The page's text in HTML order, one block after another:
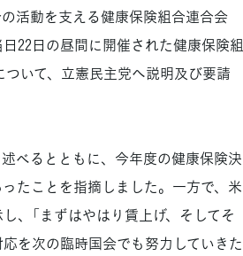
活動を支える健康保険組合連合会
22日の昼間に開催された健康保険組
ついて、立憲民主党へ説明及び要請
べるとともに、今年度の健康保険決
たことを指摘しました。一方で、米
、「まずはやはり賃上げ、そしてそ
を次の臨時国会でも努力していきた